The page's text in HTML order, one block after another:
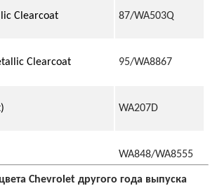
Clearcoat 87/WA503Q
Clearcoat 95/WA8867
WA207D
WA848/WA8555
Chevrolet другого года выпуска